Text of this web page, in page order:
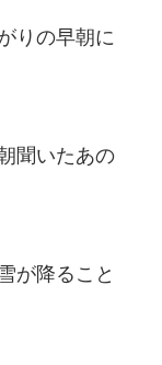
りの早朝に
聞いたあの
が降ること